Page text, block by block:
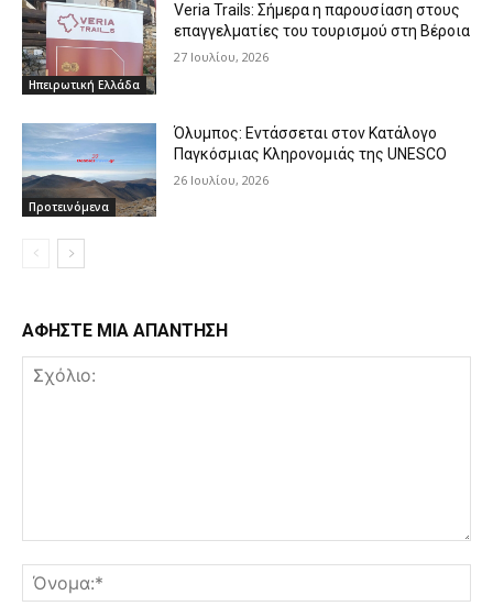
Ηπειρωτική Ελλάδα
Veria Trails: Σήμερα η παρουσίαση στους
επαγγελματίες του τουρισμού στη Βέροια
27 Ιουλίου, 2026
Προτεινόμενα
Όλυμπος: Εντάσσεται στον Κατάλογο
Παγκόσμιας Κληρονομιάς της UNESCO
26 Ιουλίου, 2026
ΑΦΗΣΤΕ ΜΙΑ ΑΠΑΝΤΗΣΗ